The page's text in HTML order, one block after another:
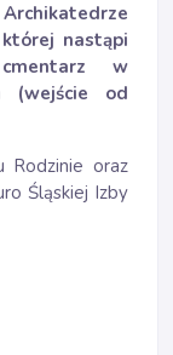
nastąpi
w
(wejście od
Rodzinie oraz
Śląskiej Izby